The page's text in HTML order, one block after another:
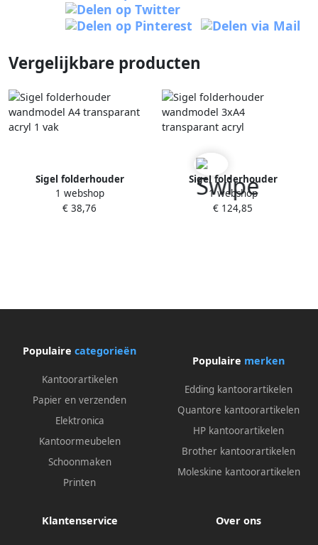
Vergelijkbare producten
Sigel folderhouder
wandmodel A4 transparant
acryl 1 vak
1 webshop
€ 38,76
Sigel folderhouder
wandmodel 3xA4
transparant acryl
1 webshop
€ 124,85
Populaire categorieën
Kantoorartikelen
Papier en verzenden
Elektronica
Kantoormeubelen
Schoonmaken
Printen
Populaire merken
Edding kantoorartikelen
Quantore kantoorartikelen
HP kantoorartikelen
Brother kantoorartikelen
Moleskine kantoorartikelen
Klantenservice Over ons